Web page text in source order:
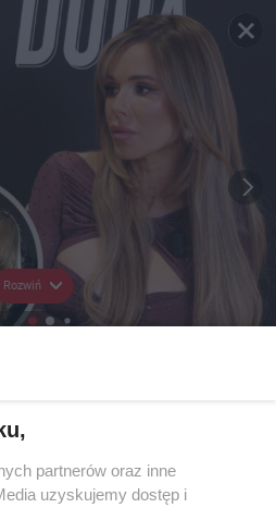
Rozwiń
partnerów oraz inne
uzyskujemy dostęp i